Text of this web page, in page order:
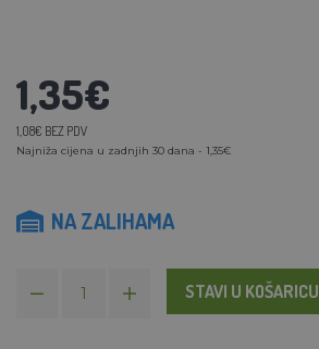
1,35€
1,08€ BEZ PDV
Najniža cijena u zadnjih 30 dana - 1,35€
NA ZALIHAMA
STAVI U KOŠARICU